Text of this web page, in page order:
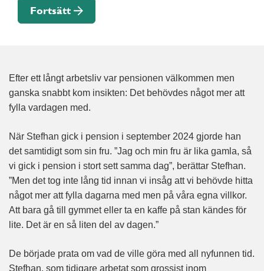
Fortsätt
Efter ett långt arbetsliv var pensionen välkommen men
ganska snabbt kom insikten: Det behövdes något mer att
fylla vardagen med.
När Stefhan gick i pension i september 2024 gjorde han
det samtidigt som sin fru. ”Jag och min fru är lika gamla, så
vi gick i pension i stort sett samma dag”, berättar Stefhan.
”Men det tog inte lång tid innan vi insåg att vi behövde hitta
något mer att fylla dagarna med men på våra egna villkor.
Att bara gå till gymmet eller ta en kaffe på stan kändes för
lite. Det är en så liten del av dagen.”
De började prata om vad de ville göra med all nyfunnen tid.
Stefhan, som tidigare arbetat som grossist inom